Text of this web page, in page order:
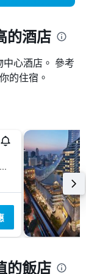
的酒店
心酒店。 參考
的住宿。
36/1 Soi Kasemsan 1, Rama I Rd., Wangmai, Pathumwan, 曼谷, 泰國
的飯店